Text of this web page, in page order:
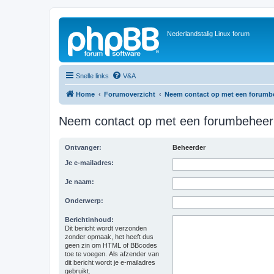
Nederlandstalig Linux forum
Snelle links V&A
Home Forumoverzicht Neem contact op met een
Neem contact op met een
Ontvanger: Beheerder
Je e-mailadres:
Je naam:
Onderwerp:
Berichtinhoud:
Dit bericht wordt verzonden
zonder opmaak, het heeft dus
geen zin om HTML of BBcodes
toe te voegen. Als afzender van
dit bericht wordt je e-mailadres
gebruikt.